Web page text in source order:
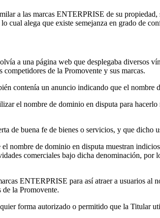
a las marcas ENTERPRISE de su
alega que existe semejanza en grado de
a una página web que desplegaba diversos
de la Promovente y sus marcas.
contenía un anuncio indicando que el nombre
el nombre de dominio en disputa para
de buena fe de bienes o servicios, y que dicho
nombre de dominio en disputa muestran
comerciales bajo dicha denominación,
ENTERPRISE para así atraer a usuarios
de la Promovente.
forma autorizado o permitido que la